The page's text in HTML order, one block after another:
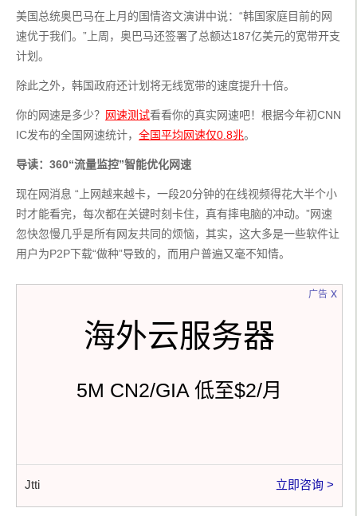
美国总统奥巴马在上月的国情咨文演讲中说：“韩国家庭目前的网
速优于我们。”上周，奥巴马还签署了总额达187亿美元的宽带开支
计划。
除此之外，韩国政府还计划将无线宽带的速度提升十倍。
你的网速是多少？ 网速测试看看你的真实网速吧！根据今年初CNN
IC发布的全国网速统计， 全国平均网速仅0.8兆。
导读：360“流量监控”智能优化网速
现在网消息 “上网越来越卡，一段20分钟的在线视频得花大半个小
时才能看完，每次都在关键时刻卡住，真有摔电脑的冲动。”网速
忽快忽慢几乎是所有网友共同的烦恼，其实，这大多是一些软件让
用户为P2P下载“做种”导致的，而用户普遍又毫不知情。
广告
海外云服务器
5M CN2/GIA 低至$2/月
Jtti 立即咨询 >
x